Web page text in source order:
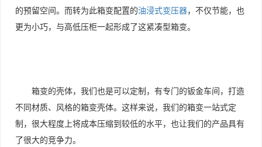
的预留空间。而转为此箱变配置的油浸式变压器，不仅节能，也
更为小巧，与高低压柜一起形成了这紧凑型箱变。
箱变的壳体，我们也是可以定制，有专门的钣金车间，打造
不同材质、风格的箱变壳体。这样来说，我们的箱变一站式定
制，很大程度上将成本压缩到较低的水平，也让我们的产品具有
了很大的竞争力。